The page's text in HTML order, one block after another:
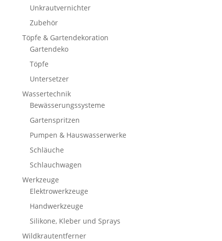
Unkrautvernichter
Zubehör
Töpfe & Gartendekoration
Gartendeko
Töpfe
Untersetzer
Wassertechnik
Bewässerungssysteme
Gartenspritzen
Pumpen & Hauswasserwerke
Schläuche
Schlauchwagen
Werkzeuge
Elektrowerkzeuge
Handwerkzeuge
Silikone, Kleber und Sprays
Wildkrautentferner